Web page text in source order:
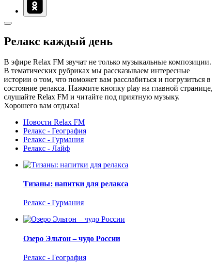
Релакс каждый день
В эфире Relax FM звучат не только музыкальные композиции.
В тематических рубриках мы рассказываем интересные
истории о том, что поможет вам расслабиться и погрузиться в
состояние релакса. Нажмите кнопку play на главной странице,
слушайте Relax FM и читайте под приятную музыку.
Хорошего вам отдыха!
Новости Relax FM
Релакс - География
Релакс - Гурмания
Релакс - Лайф
Тизаны: напитки для релакса
Релакс - Гурмания
Озеро Эльтон – чудо России
Релакс - География